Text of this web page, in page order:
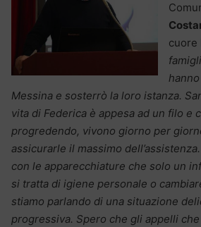
cuore
Messina e sosterrò la loro istanza.
vita di Federica è appesa ad un filo e
progredendo, vivono giorno per
assicurarle il massimo
con le apparecchiature che solo un
si tratta di igiene personale o
stiamo parlando di una situazione
progressiva. Spero che gli appelli